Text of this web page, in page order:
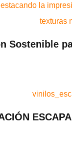
Sostenible